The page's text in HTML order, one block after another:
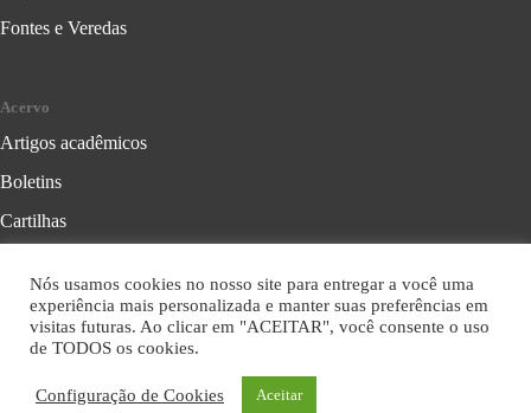
Fontes e Veredas
Acervo
Artigos acadêmicos
Boletins
Cartilhas
Folhetos
Livros
Nós usamos cookies no nosso site para entregar a você uma
experiência mais personalizada e manter suas preferências em
visitas futuras. Ao clicar em "ACEITAR", você consente o uso
de TODOS os cookies.
Configuração de Cookies Aceitar